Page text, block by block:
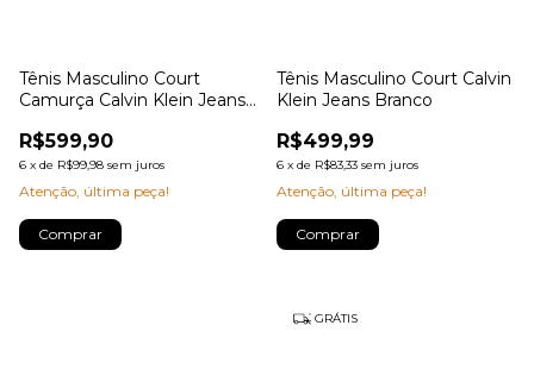
Tênis Masculino Court
Camurça Calvin Klein Jeans
R$599,90
6 x de R$99,98 sem juros
Atenção, última peça!
Comprar
Tênis Masculino Court Calvin
Klein Jeans Branco
R$499,99
6 x de R$83,33 sem juros
Atenção, última peça!
Comprar
GRÁTIS